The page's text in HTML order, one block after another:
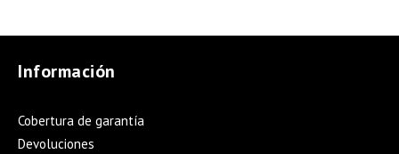
Información
Cobertura de garantía
Devoluciones